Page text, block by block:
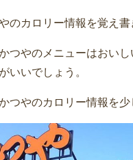
のカロリー情報を覚え
つやのメニューはおい
いいでしょう。
つやのカロリー情報を少